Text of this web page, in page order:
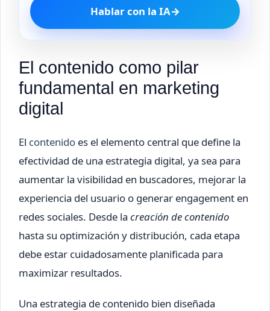
Hablar con la IA→
El contenido como pilar
fundamental en marketing
digital
El contenido es el elemento central que define la
efectividad de una estrategia digital, ya sea para
aumentar la visibilidad en buscadores, mejorar la
experiencia del usuario o generar engagement en
redes sociales. Desde la creación de contenido
hasta su optimización y distribución, cada etapa
debe estar cuidadosamente planificada para
maximizar resultados.
Una estrategia de contenido bien diseñada